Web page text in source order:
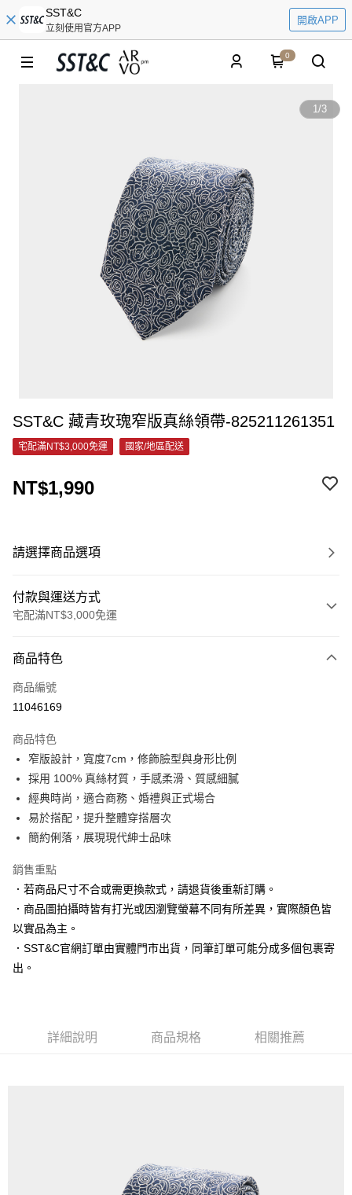
SST&C
立刻使用官方APP
開啟APP
0
1/3
SST&C 藏青玫瑰窄版真絲領帶-825211261351
宅配滿NT$3,000免運 國家/地區配送
NT$1,990
請選擇商品選項
付款與運送方式
宅配滿NT$3,000免運
信用卡一次付款
信用卡分期付款
合作金庫商業銀行
華南商業銀行
彰化商業銀行
上海商業儲蓄銀行
台北富邦商業銀行
國泰世華商業銀行
兆豐國際商業銀行
臺灣中小企業銀行
匯豐（台灣）商業銀行
聯邦商業銀行
元大商業銀行
台新國際商業銀行
中國信託商業銀行
台灣樂天信用卡公司
6 期 0 利率 每期
華南商業銀行
彰化商業銀行
上海商業儲蓄銀行
台北富邦商業銀行
國泰世華商業銀行
臺灣中小企業銀行
聯邦商業銀行
元大商業銀行
永豐商業銀行
玉山商業銀行
星展（台灣）商業銀行
台灣樂天信用卡公司
LINE Pay
Apple Pay
街口支付
悠遊付
Google Pay
新竹物流離島宅配
商品特色
商品編號
11046169
商品特色
窄版設計，寬度7cm，修飾臉型與身形比例
採用 100% 真絲材質，手感柔滑、質感細膩
經典時尚，適合商務、婚禮與正式場合
易於搭配，提升整體穿搭層次
簡約俐落，展現現代紳士品味
銷售重點
．若商品尺寸不合或需更換款式，請退貨後重新訂購。
．商品圖拍攝時皆有打光或因瀏覽螢幕不同有所差異，實際顏色皆
以實品為主。
．SST&C官網訂單由實體門市出貨，同筆訂單可能分成多個包裹寄
出。
詳細說明 商品規格 相關推薦